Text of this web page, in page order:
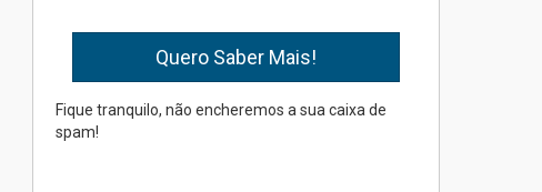
finalista do Prêmio Jabuti
com obra sobre ética e
Fique tranquilo, não encheremos a sua caixa de
spam!